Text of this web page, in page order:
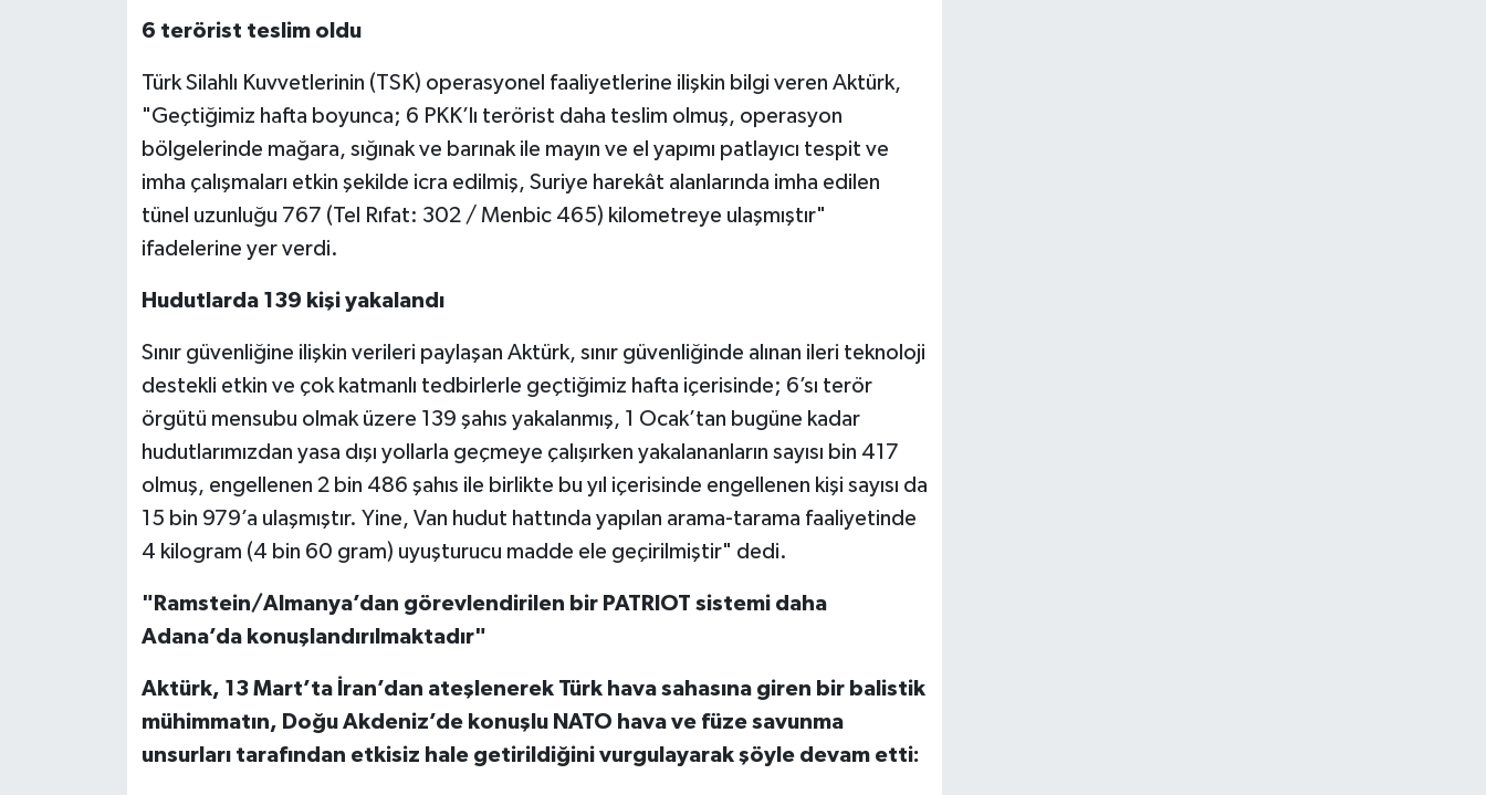
6 terörist teslim oldu
Türk Silahlı Kuvvetlerinin (TSK) operasyonel faaliyetlerine ilişkin bilgi veren Aktürk,
"Geçtiğimiz hafta boyunca; 6 PKK’lı terörist daha teslim olmuş, operasyon
bölgelerinde mağara, sığınak ve barınak ile mayın ve el yapımı patlayıcı tespit ve
imha çalışmaları etkin şekilde icra edilmiş, Suriye harekât alanlarında imha edilen
tünel uzunluğu 767 (Tel Rıfat: 302 / Menbic 465) kilometreye ulaşmıştır"
ifadelerine yer verdi.
Hudutlarda 139 kişi yakalandı
Sınır güvenliğine ilişkin verileri paylaşan Aktürk, sınır güvenliğinde alınan ileri teknoloji
destekli etkin ve çok katmanlı tedbirlerle geçtiğimiz hafta içerisinde; 6’sı terör
örgütü mensubu olmak üzere 139 şahıs yakalanmış, 1 Ocak’tan bugüne kadar
hudutlarımızdan yasa dışı yollarla geçmeye çalışırken yakalananların sayısı bin 417
olmuş, engellenen 2 bin 486 şahıs ile birlikte bu yıl içerisinde engellenen kişi sayısı da
15 bin 979’a ulaşmıştır. Yine, Van hudut hattında yapılan arama-tarama faaliyetinde
4 kilogram (4 bin 60 gram) uyuşturucu madde ele geçirilmiştir" dedi.
"Ramstein/Almanya’dan görevlendirilen bir PATRIOT sistemi daha
Adana’da konuşlandırılmaktadır"
Aktürk, 13 Mart’ta İran’dan ateşlenerek Türk hava sahasına giren bir balistik
mühimmatın, Doğu Akdeniz’de konuşlu NATO hava ve füze savunma
unsurları tarafından etkisiz hale getirildiğini vurgulayarak şöyle devam etti: